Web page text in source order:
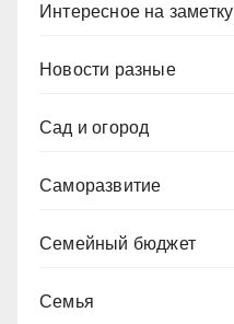
Интересное на заметку
Новости разные
Сад и огород
Саморазвитие
Семейный бюджет
Семья